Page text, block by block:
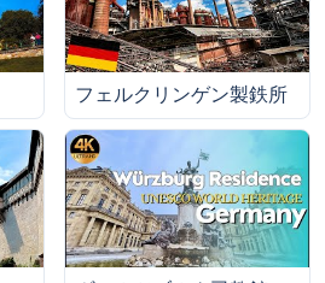
フェルクリンゲン製鉄所